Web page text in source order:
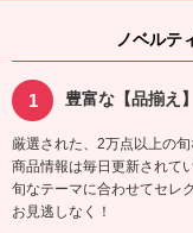
ノベルテ
豊富な【品揃え
厳選された、2万点以上の
商品情報は毎日更新されてい
旬なテーマに合わせてセレ
お見逃しなく！